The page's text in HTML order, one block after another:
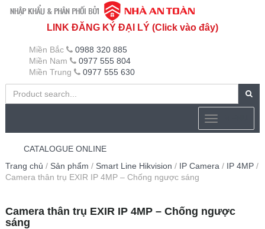
LINK ĐĂNG KÝ ĐẠI LÝ (Click vào đây)
Miền Bắc
0988 320 885
Miền Nam
0977 555 804
Miền Trung
0977 555 630
CATALOGUE ONLINE
Trang chủ / Sản phẩm / Smart Line Hikvision / IP Camera / IP 4MP /
Camera thân trụ EXIR IP 4MP – Chống ngược sáng
Camera thân trụ EXIR IP 4MP – Chống ngược
sáng